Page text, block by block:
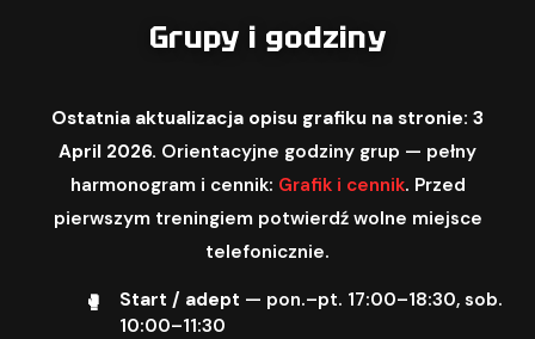
Grupy i godziny
Ostatnia aktualizacja opisu grafiku na stronie: 3
April 2026. Orientacyjne godziny grup — pełny
harmonogram i cennik: Grafik i cennik. Przed
pierwszym treningiem potwierdź wolne miejsce
telefonicznie.
Start / adept — pon.–pt. 17:00–18:30, sob.
10:00–11:30